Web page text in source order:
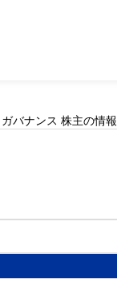
ナンス 株主の情